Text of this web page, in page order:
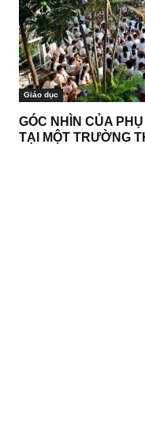
Giáo dục
GÓC NHÌN CỦA
TẠI MỘT TRƯỜNG